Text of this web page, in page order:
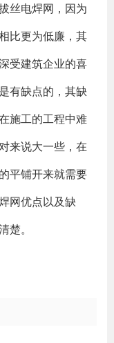
丝电焊网，因为
比更为低廉，其
受建筑企业的喜
有缺点的，其缺
施工的工程中难
来说大一些，在
平铺开来就需要
网优点以及缺
楚。